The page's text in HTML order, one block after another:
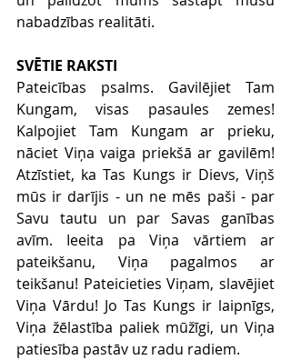
nabadzības realitāti.
SVĒTIE RAKSTI
Pateicības psalms. Gavilējiet Tam
Kungam, visas pasaules zemes!
Kalpojiet Tam Kungam ar prieku,
nāciet Viņa vaiga priekšā ar gavilēm!
Atzīstiet, ka Tas Kungs ir Dievs, Viņš
mūs ir darījis - un ne mēs paši - par
Savu tautu un par Savas ganības
avīm. Ieeita pa Viņa vārtiem ar
pateikšanu, Viņa pagalmos ar
teikšanu! Pateicieties Viņam, slavējiet
Viņa Vārdu! Jo Tas Kungs ir laipnīgs,
Viņa žēlastība paliek mūžīgi, un Viņa
patiesība pastāv uz radu radiem.